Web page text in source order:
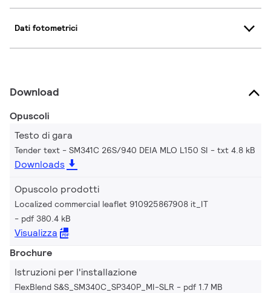
Dati fotometrici
Download
Opuscoli
Testo di gara
Tender text - SM341C 26S/940 DEIA MLO L150 SI txt 4.8 kB
Downloads
Opuscolo prodotti
Localized commercial leaflet 910925867908 it_IT
pdf 380.4 kB
Visualizza
Brochure
Istruzioni per l'installazione
FlexBlend S&S_SM340C_SP340P_MI-SLR pdf 1.7 MB